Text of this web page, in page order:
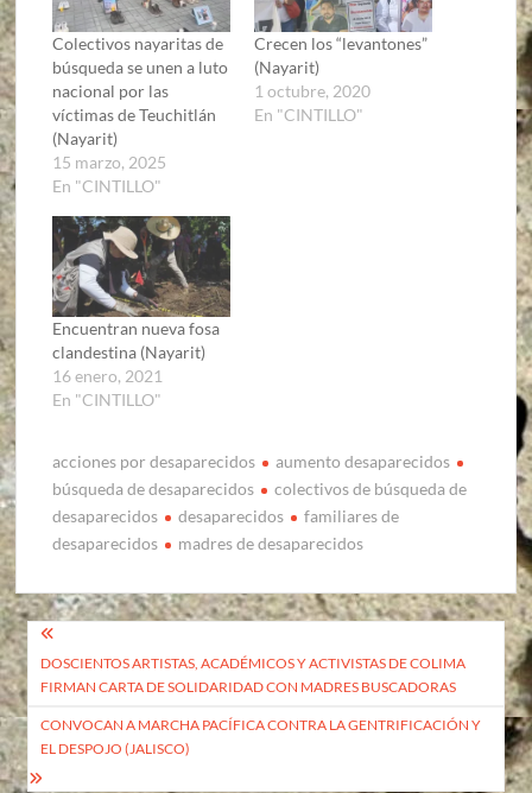
Colectivos nayaritas de
búsqueda se unen a luto
nacional por las
víctimas de Teuchitlán
(Nayarit)
15 marzo, 2025
En "CINTILLO"
Crecen los “levantones”
(Nayarit)
1 octubre, 2020
En "CINTILLO"
Encuentran nueva fosa
clandestina (Nayarit)
16 enero, 2021
En "CINTILLO"
acciones por desaparecidos
aumento desaparecidos
búsqueda de desaparecidos
colectivos de búsqueda de
desaparecidos
desaparecidos
familiares de
desaparecidos
madres de desaparecidos
Navegación
de
entradas
DOSCIENTOS ARTISTAS, ACADÉMICOS Y ACTIVISTAS DE COLIMA
FIRMAN CARTA DE SOLIDARIDAD CON MADRES BUSCADORAS
CONVOCAN A MARCHA PACÍFICA CONTRA LA GENTRIFICACIÓN Y
EL DESPOJO (JALISCO)